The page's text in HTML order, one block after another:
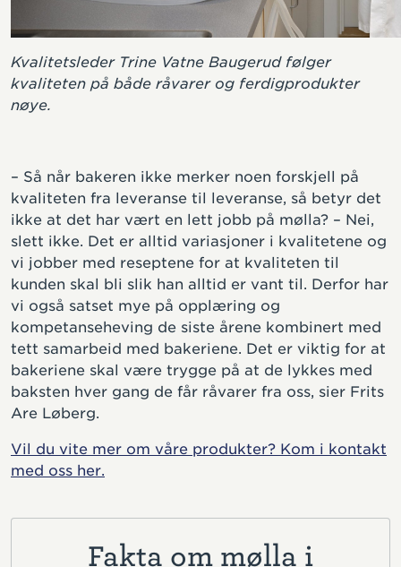
Kvalitetsleder Trine Vatne Baugerud følger
kvaliteten på både råvarer og ferdigprodukter
nøye.
– Så når bakeren ikke merker noen forskjell på
kvaliteten fra leveranse til leveranse, så betyr det
ikke at det har vært en lett jobb på mølla? – Nei,
slett ikke. Det er alltid variasjoner i kvalitetene og
vi jobber med reseptene for at kvaliteten til
kunden skal bli slik han alltid er vant til. Derfor har
vi også satset mye på opplæring og
kompetanseheving de siste årene kombinert med
tett samarbeid med bakeriene. Det er viktig for at
bakeriene skal være trygge på at de lykkes med
baksten hver gang de får råvarer fra oss, sier Frits
Are Løberg.
Vil du vite mer om våre produkter? Kom i kontakt
med oss her.
Fakta om mølla i